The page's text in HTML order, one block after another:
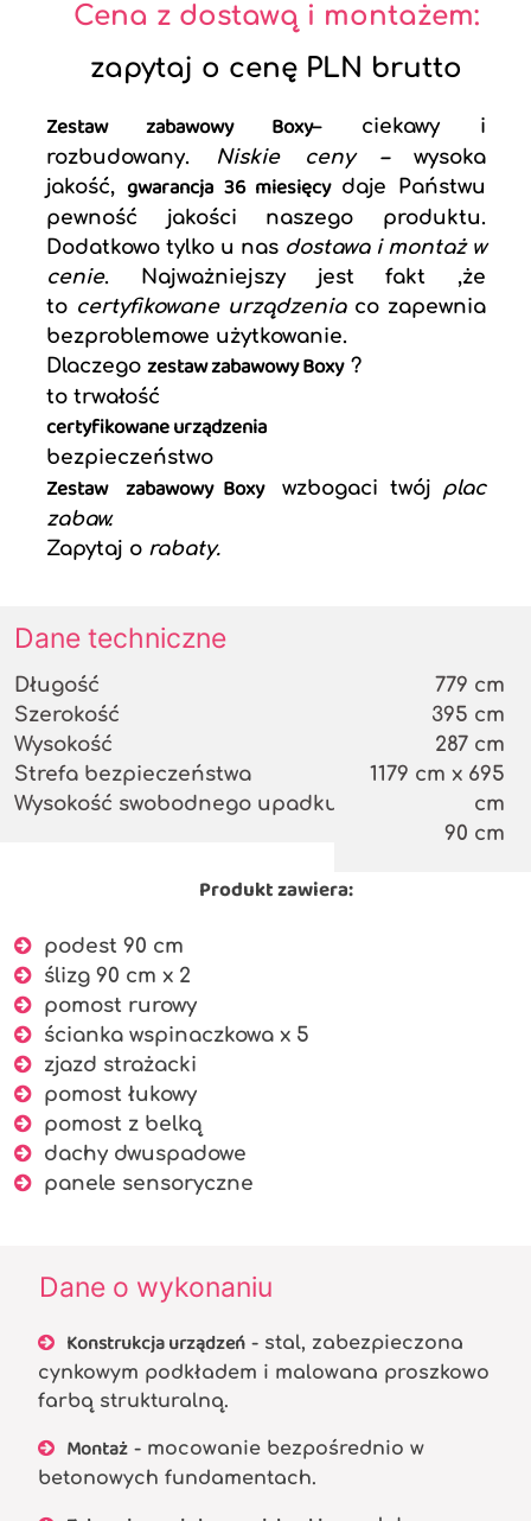
Cena z dostawą i montażem:
zapytaj o cenę PLN brutto
Zestaw zabawowy Boxy– ciekawy i
rozbudowany.
Niskie ceny –wysoka
jakość,gwarancja 36 miesięcy daje Państwu
pewność jakości naszego produktu.
Dodatkowo tylko u nas dostawa i montaż w
cenie. Najważniejszy jest fakt ,że
to certyfikowane urządzenia co zapewnia
bezproblemowe użytkowanie.
Dlaczego zestaw zabawowy Boxy ?
to trwałość
certyfikowane urządzenia
bezpieczeństwo
Zestaw zabawowy Boxy wzbogaci twój plac
zabaw.
Zapytaj o rabaty.
Dane techniczne
Długość
Szerokość
Wysokość
Strefa bezpieczeństwa
Wysokość swobodnego upadku
779 cm
395 cm
287 cm
1179 cm x 695
cm
90 cm
Produkt zawiera:
podest 90 cm
ślizg 90 cm x 2
pomost rurowy
ścianka wspinaczkowa x 5
zjazd strażacki
pomost łukowy
pomost z belką
dachy dwuspadowe
panele sensoryczne
Dane o wykonaniu
Konstrukcja urządzeń - stal, zabezpieczona
cynkowym podkładem i malowana proszkowo
farbą strukturalną.
Montaż - mocowanie bezpośrednio w
betonowych fundamentach.